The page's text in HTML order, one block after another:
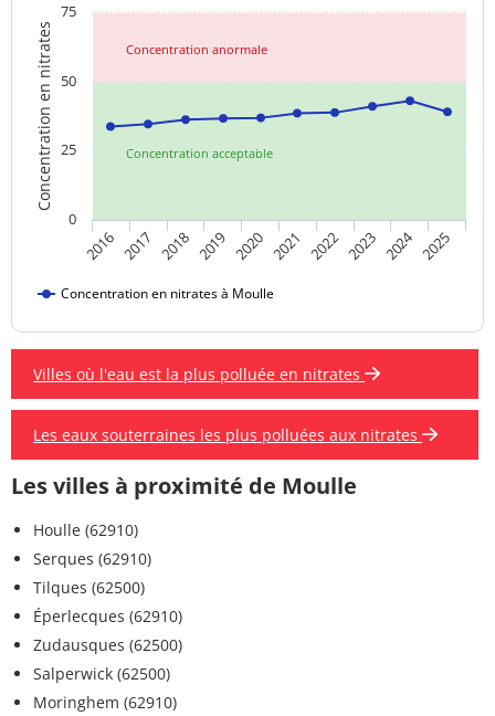
Concentration acceptable
Concentration anormale
Concentration en nitrates
Concentration en nitrates à Moulle
2016 2017 2018 2019 2020 2021 2022 2023 2024 2025
0
25
50
75
Villes où l'eau est la plus polluée en nitrates
Les eaux souterraines les plus polluées aux nitrates
Les villes à proximité de Moulle
Houlle (62910)
Serques (62910)
Tilques (62500)
Éperlecques (62910)
Zudausques (62500)
Salperwick (62500)
Moringhem (62910)